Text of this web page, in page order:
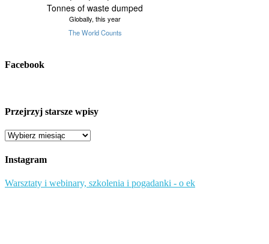
Facebook
Przejrzyj starsze wpisy
Przejrzyj
wpisy
Instagram
Warsztaty i webinary, szkolenia i pogadanki - o ek